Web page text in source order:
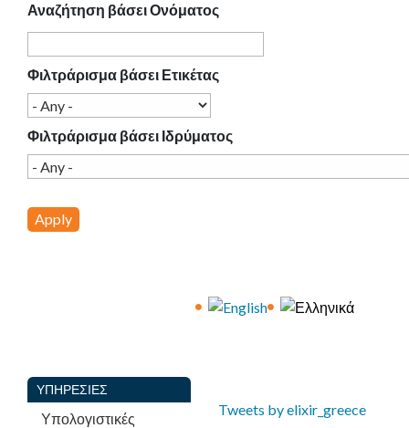
Αναζήτηση βάσει Ονόματος
Φιλτράρισμα βάσει Ετικέτας
Φιλτράρισμα βάσει Ιδρύματος
ΥΠΗΡΕΣΊΕΣ
Υπολογιστικές
Tweets by elixir_greece